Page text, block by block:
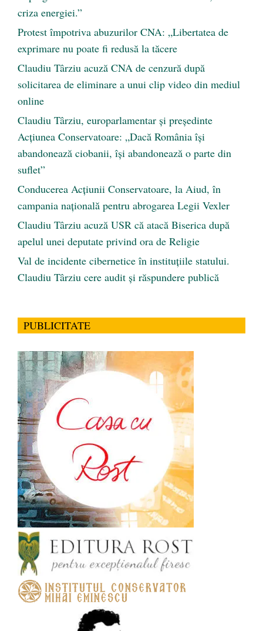
criza energiei.”
Protest împotriva abuzurilor CNA: „Libertatea de
exprimare nu poate fi redusă la tăcere
Claudiu Târziu acuză CNA de cenzură după
solicitarea de eliminare a unui clip video din mediul
online
Claudiu Târziu, europarlamentar și președinte
Acțiunea Conservatoare: „Dacă România își
abandonează ciobanii, își abandonează o parte din
suflet”
Conducerea Acțiunii Conservatoare, la Aiud, în
campania națională pentru abrogarea Legii Vexler
Claudiu Târziu acuză USR că atacă Biserica după
apelul unei deputate privind ora de Religie
Val de incidente cibernetice în instituțiile statului.
Claudiu Târziu cere audit și răspundere publică
PUBLICITATE